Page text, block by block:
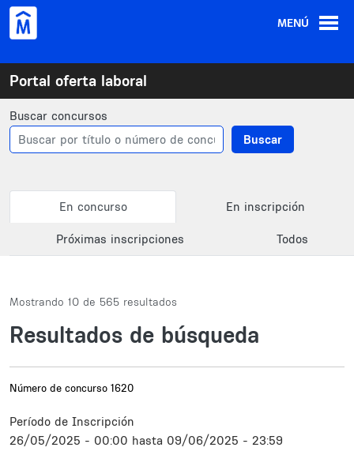
Pasar al contenido principal
MENÚ
Portal oferta laboral
Buscar concursos
Buscar
Primary tabs
En concurso En inscripción
Próximas inscripciones Todos
Mostrando 10 de 565 resultados
Resultados de búsqueda
Número de concurso 1620
Período de Inscripción
26/05/2025 - 00:00 hasta 09/06/2025 - 23:59